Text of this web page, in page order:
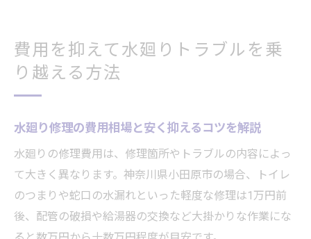
費用を抑えて水廻りトラブルを乗
り越える方法
水廻り修理の費用相場と安く抑えるコツを解説
水廻りの修理費用は、修理箇所やトラブルの内容によっ
て大きく異なります。神奈川県小田原市の場合、トイレ
のつまりや蛇口の水漏れといった軽度な修理は1万円前
後、配管の破損や給湯器の交換など大掛かりな作業にな